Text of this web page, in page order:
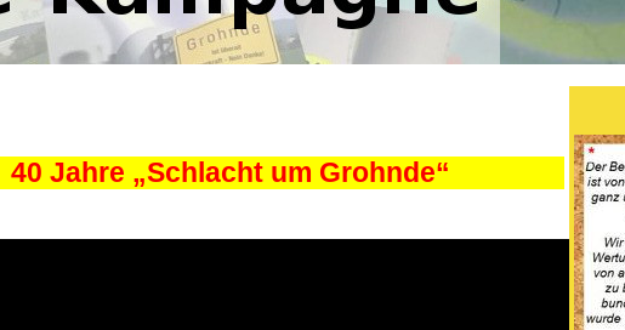
40 Jahre „Schlacht um Grohnde“